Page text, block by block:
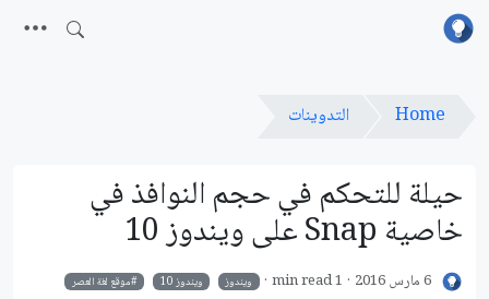
Home التدوينات
حيلة للتحكم في حجم النوافذ في
خاصية Snap على ويندوز 10
6 مارس 2016 1 min read ويندوز ويندوز 10 موقع لغة العصر